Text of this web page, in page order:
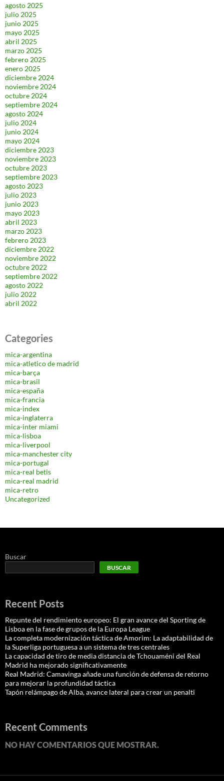
agosto 2025
julio 2025
junio 2025
mayo 2025
abril 2025
marzo 2025
febrero 2025
enero 2025
diciembre 2024
noviembre 2024
octubre 2024
septiembre 2024
agosto 2024
julio 2024
junio 2024
mayo 2024
diciembre 2023
noviembre 2023
octubre 2023
septiembre 2023
agosto 2023
julio 2023
junio 2023
mayo 2023
abril 2023
marzo 2023
febrero 2023
diciembre 2022
noviembre 2022
octubre 2022
septiembre 2022
agosto 2022
julio 2022
abril 2022
Categories
mica-argentina
mica-atletico de madrid
mica-barça
mica-brasil
mica-españa
mica-francia
mica-index
mica-inglaterra
mica-inter miami
mica-lisboa
mica-liverpool
mica-manchester city
mica-portugal
mica-real betis
mica-real madrid
mica-retro
Uncategorized
Buscar
BUSCAR
Recent Posts
Repunte del rendimiento europeo: El gran avance del Sporting de
Lisboa en la fase de grupos de la Europa League
La completa modernización táctica de Amorim: La adaptabilidad de
la Superliga portuguesa a un sistema de tres centrales
La capacidad de tiro de media distancia de Tchouaméni del Real
Madrid ha mejorado significativamente
Real Madrid: Camavinga añade una función de defensa de retorno
para mejorar la profundidad táctica
Tapón relámpago de Alba, avance lateral para crear un penalti
Recent Comments
NO HAY COMENTARIOS QUE MOSTRAR.